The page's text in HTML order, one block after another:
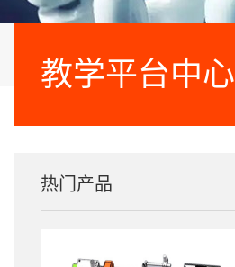
教学平台中心
热门产品